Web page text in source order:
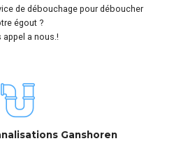
de débouchage pour déboucher
égout ?
appel a nous.!
Ganshoren